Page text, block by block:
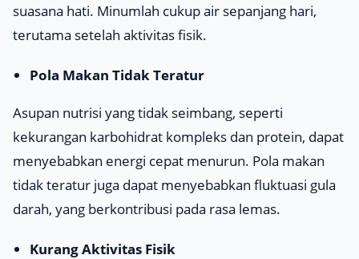
suasana hati. Minumlah cukup air sepanjang hari,
terutama setelah aktivitas fisik.
Pola Makan Tidak Teratur
Asupan nutrisi yang tidak seimbang, seperti
kekurangan karbohidrat kompleks dan protein, dapat
menyebabkan energi cepat menurun. Pola makan
tidak teratur juga dapat menyebabkan fluktuasi gula
darah, yang berkontribusi pada rasa lemas.
Kurang Aktivitas Fisik